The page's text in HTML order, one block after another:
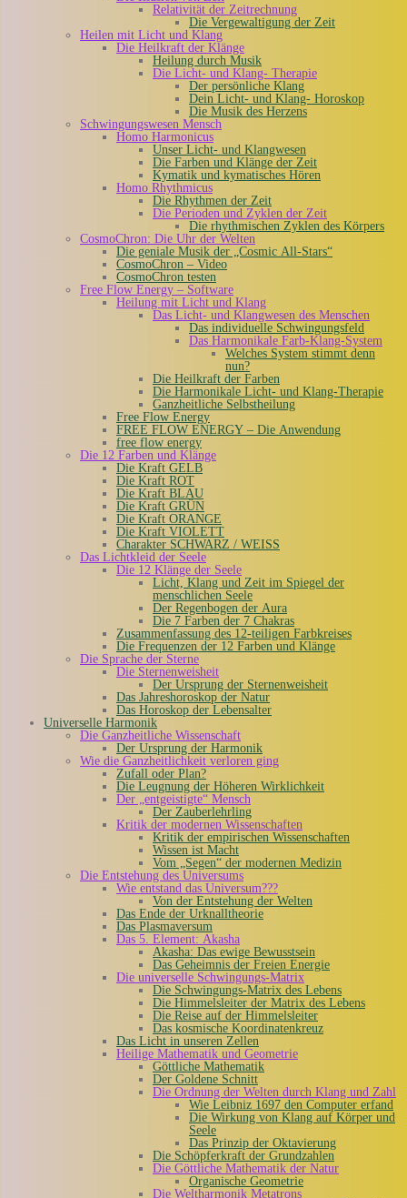
Relativität der Zeitrechnung
Die Vergewaltigung der Zeit
Heilen mit Licht und Klang
Die Heilkraft der Klänge
Heilung durch Musik
Die Licht- und Klang- Therapie
Der persönliche Klang
Dein Licht- und Klang- Horoskop
Die Musik des Herzens
Schwingungswesen Mensch
Homo Harmonicus
Unser Licht- und Klangwesen
Die Farben und Klänge der Zeit
Kymatik und kymatisches Hören
Homo Rhythmicus
Die Rhythmen der Zeit
Die Perioden und Zyklen der Zeit
Die rhythmischen Zyklen des Körpers
CosmoChron: Die Uhr der Welten
Die geniale Musik der „Cosmic All-Stars“
CosmoChron – Video
CosmoChron testen
Free Flow Energy – Software
Heilung mit Licht und Klang
Das Licht- und Klangwesen des Menschen
Das individuelle Schwingungsfeld
Das Harmonikale Farb-Klang-System
Welches System stimmt denn
nun?
Die Heilkraft der Farben
Die Harmonikale Licht- und Klang-Therapie
Ganzheitliche Selbstheilung
Free Flow Energy
FREE FLOW ENERGY – Die Anwendung
free flow energy
Die 12 Farben und Klänge
Die Kraft GELB
Die Kraft ROT
Die Kraft BLAU
Die Kraft GRÜN
Die Kraft ORANGE
Die Kraft VIOLETT
Charakter SCHWARZ / WEISS
Das Lichtkleid der Seele
Die 12 Klänge der Seele
Licht, Klang und Zeit im Spiegel der
menschlichen Seele
Der Regenbogen der Aura
Die 7 Farben der 7 Chakras
Zusammenfassung des 12-teiligen Farbkreises
Die Frequenzen der 12 Farben und Klänge
Die Sprache der Sterne
Die Sternenweisheit
Der Ursprung der Sternenweisheit
Das Jahreshoroskop der Natur
Das Horoskop der Lebensalter
Universelle Harmonik
Die Ganzheitliche Wissenschaft
Der Ursprung der Harmonik
Wie die Ganzheitlichkeit verloren ging
Zufall oder Plan?
Die Leugnung der Höheren Wirklichkeit
Der „entgeistigte“ Mensch
Der Zauberlehrling
Kritik der modernen Wissenschaften
Kritik der empirischen Wissenschaften
Wissen ist Macht
Vom „Segen“ der modernen Medizin
Die Entstehung des Universums
Wie entstand das Universum???
Von der Entstehung der Welten
Das Ende der Urknalltheorie
Das Plasmaversum
Das 5. Element: Akasha
Akasha: Das ewige Bewusstsein
Das Geheimnis der Freien Energie
Die universelle Schwingungs-Matrix
Die Schwingungs-Matrix des Lebens
Die Himmelsleiter der Matrix des Lebens
Die Reise auf der Himmelsleiter
Das kosmische Koordinatenkreuz
Das Licht in unseren Zellen
Heilige Mathematik und Geometrie
Göttliche Mathematik
Der Goldene Schnitt
Die Ordnung der Welten durch Klang und Zahl
Wie Leibniz 1697 den Computer erfand
Die Wirkung von Klang auf Körper und
Seele
Das Prinzip der Oktavierung
Die Schöpferkraft der Grundzahlen
Die Göttliche Mathematik der Natur
Organische Geometrie
Die Weltharmonik Metatrons